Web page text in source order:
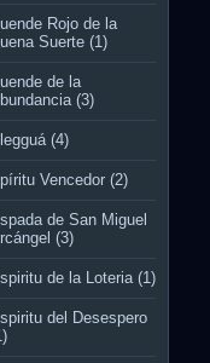
Rojo de la
Suerte (1)
de la
(3)
(4)
Vencedor (2)
de San Miguel
(3)
de la Loteria (1)
del Desespero